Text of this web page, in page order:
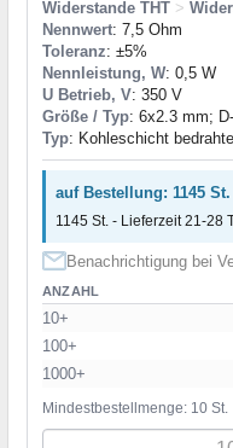
Widerstande THT >
Nennwert: 7,5 Ohm
Toleranz: ±5%
Nennleistung, W: 0,5 W
U Betrieb, V: 350 V
Größe / Typ: 6x2.3 mm;
Typ: Kohleschicht
auf Bestellung: 1145 St.
1145 St. - Lieferzeit 21-28
Benachrichtigung bei
ANZAHL
10+
100+
1000+
Mindestbestellmenge: 10 St.